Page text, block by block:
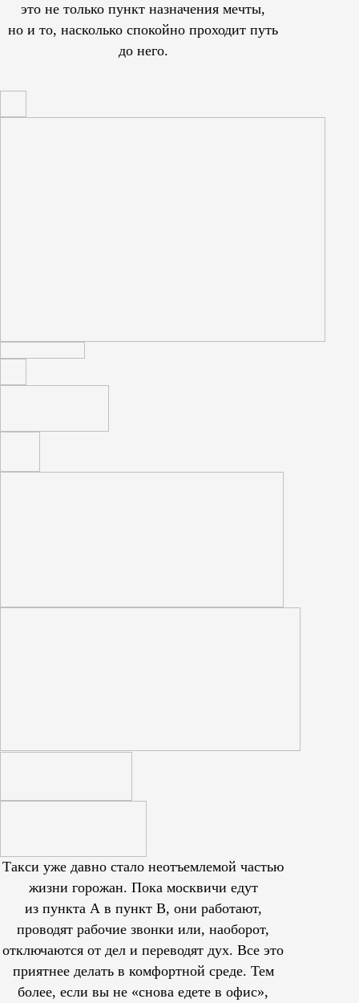
это не только пункт назначения мечты,
но и то, насколько спокойно проходит путь
до него.
Такси уже давно стало неотъемлемой частью
жизни горожан. Пока москвичи едут
из пункта А в пункт В, они работают,
проводят рабочие звонки или, наоборот,
отключаются от дел и переводят дух. Все это
приятнее делать в комфортной среде. Тем
более, если вы не «снова едете в офис»,